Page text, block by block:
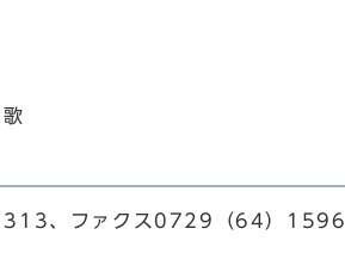
、ファクス0729（64）1596